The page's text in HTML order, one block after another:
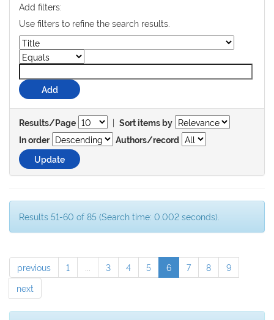
Add filters:
Use filters to refine the search results.
Results/Page | Sort items by
In order
Authors/record
Results 51-60 of 85 (Search time: 0.002 seconds).
previous 1 3 4 5 6 7 8
9
next